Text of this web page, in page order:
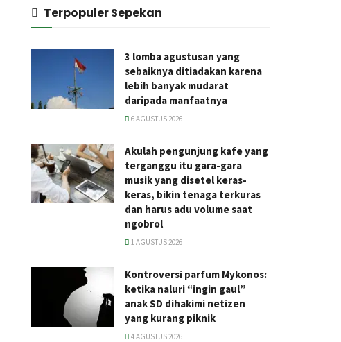
Terpopuler Sepekan
3 lomba agustusan yang
sebaiknya ditiadakan karena
lebih banyak mudarat
daripada manfaatnya
6 AGUSTUS 2026
Akulah pengunjung kafe yang
terganggu itu gara-gara
musik yang disetel keras-
keras, bikin tenaga terkuras
dan harus adu volume saat
ngobrol
1 AGUSTUS 2026
Kontroversi parfum Mykonos:
ketika naluri “ingin gaul”
anak SD dihakimi netizen
yang kurang piknik
4 AGUSTUS 2026